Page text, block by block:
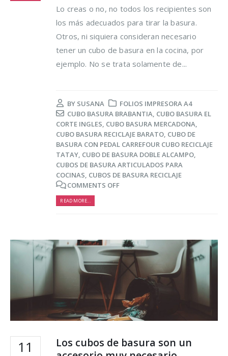
Lo creas o no, no todos los recipientes son
los más adecuados para tirar la basura.
Otros, ni siquiera consideran necesario
tener un cubo de basura en la cocina, por
ejemplo. No se trata solamente de...
BY SUSANA
FOLIOS IMPRESORA A4
CUBO BASURA BRABANTIA, CUBO BASURA EL
CORTE INGLES, CUBO BASURA MERCADONA,
CUBO BASURA RECICLAJE BARATO, CUBO DE
BASURA CON PEDAL CARREFOUR CUBO RECICLAJE
TATAY, CUBO DE BASURA DOBLE ALCAMPO,
CUBOS DE BASURA ARTICULADOS PARA
COCINAS, CUBOS DE BASURA RECICLAJE
COMMENTS OFF
READ MORE...
11
Los cubos de basura son un